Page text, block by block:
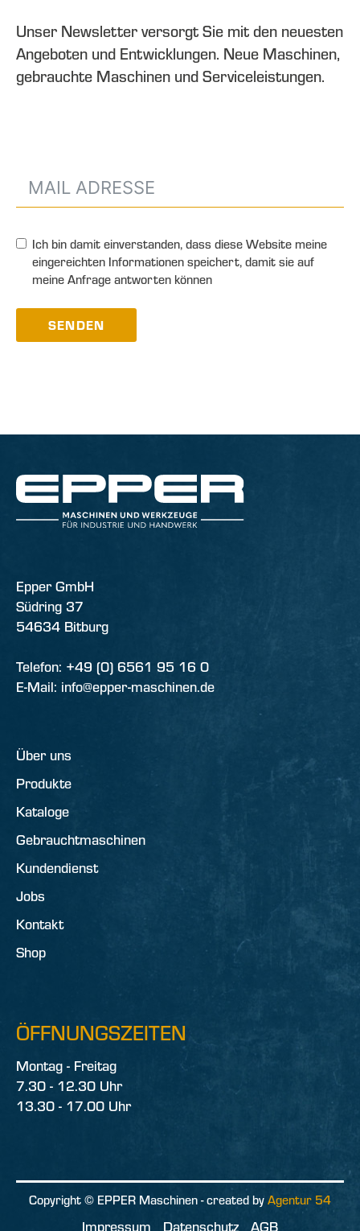
Unser Newsletter versorgt Sie mit den neuesten
Angeboten und Entwicklungen. Neue Maschinen,
gebrauchte Maschinen und Serviceleistungen.
Ich bin damit einverstanden, dass diese Website meine
eingereichten Informationen speichert, damit sie auf
meine Anfrage antworten können
SENDEN
Epper GmbH
Südring 37
54634 Bitburg
Telefon: +49 (0) 6561 95 16 0
E-Mail: info@epper-maschinen.de
Über uns
Produkte
Kataloge
Gebrauchtmaschinen
Kundendienst
Jobs
Kontakt
Shop
ÖFFNUNGSZEITEN
Montag - Freitag
7.30 - 12.30 Uhr
13.30 - 17.00 Uhr
Copyright © EPPER Maschinen - created by Agentur 54
Impressum Datenschutz AGB